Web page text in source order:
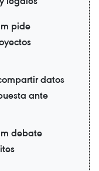
pide
datos
ante
debate